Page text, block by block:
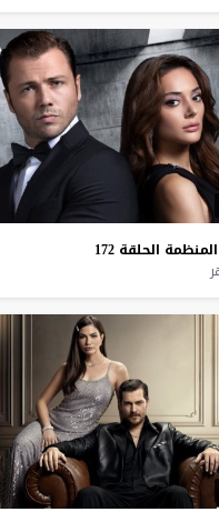
المنظمة الحلقة 172